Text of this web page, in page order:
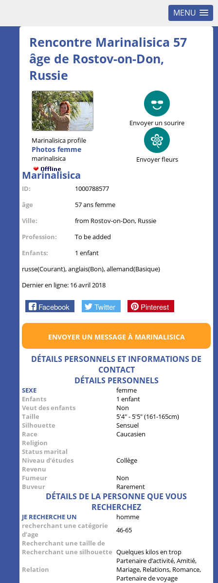
MENU
Rencontre Marinalisica 57
âge de Rostov-on-Don,
Russie
Marinalisica profile
Photos femme
marinalisica
Marinalisica
ID:
1000788577
âge
57 ans femme
Ville:
from Rostov-on-Don, Russie
Profession:
To be added
Enfants:
1 enfant
russe(Courant), anglais(Bon), allemand(Basique)
Dernier en ligne: 16 avril 2018
Facebook Twitter Pinterest
Envoyer un sourire
Envoyer fleurs
ENVOYER UN MESSAGE À MARINALISICA
DÉTAILS PERSONNELS ET INFORMATIONS DE
CONTACT
DÉTAILS PERSONNELS
SEXE
femme
Enfants
1 enfant
Veut des enfants
Non
Taille
5'4" - 5'5" (161-165cm)
Silhouette
Sensuel
Race
Caucasien
Religion
Status marital
Niveau d’études
Collège
Revenu
Fumeur
Non
Buveur
Rarement
DÉTAILS DE LA PERSONNE QUE VOUS
RECHERCHEZ
JE RECHERCHE UN
homme
recherchant une catégorie
d’age
46-65
Recherchant une taille de
Recherchant une silhouette Quelques kilos en trop
Relation
Partenaire d’activité, Amitié,
Mariage, Relations, Romance,
Partenaire de voyage